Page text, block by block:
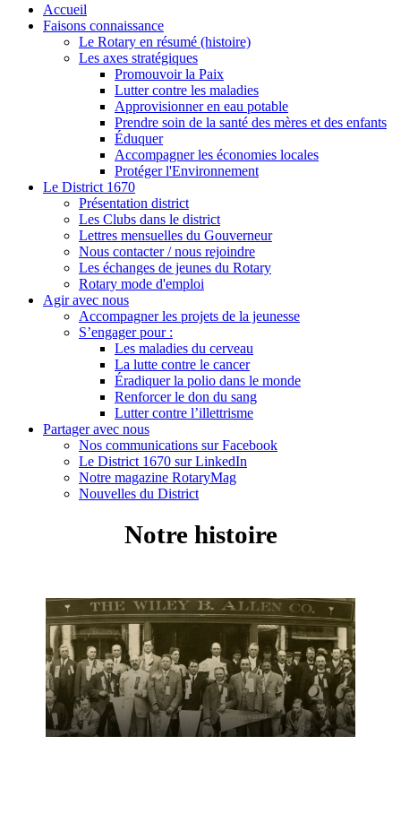
Accueil
Faisons connaissance
Le Rotary en résumé (histoire)
Les axes stratégiques
Promouvoir la Paix
Lutter contre les maladies
Approvisionner en eau potable
Prendre soin de la santé des mères et des enfants
Éduquer
Accompagner les économies locales
Protéger l'Environnement
Le District 1670
Présentation district
Les Clubs dans le district
Lettres mensuelles du Gouverneur
Nous contacter / nous rejoindre
Les échanges de jeunes du Rotary
Rotary mode d'emploi
Agir avec nous
Accompagner les projets de la jeunesse
S’engager pour :
Les maladies du cerveau
La lutte contre le cancer
Éradiquer la polio dans le monde
Renforcer le don du sang
Lutter contre l’illettrisme
Partager avec nous
Nos communications sur Facebook
Le District 1670 sur LinkedIn
Notre magazine RotaryMag
Nouvelles du District
Notre histoire